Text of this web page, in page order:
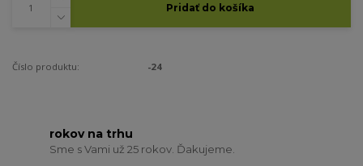
Pridať do košíka
Číslo produktu: -24
rokov na trhu
Sme s Vami už 25 rokov. Ďakujeme.